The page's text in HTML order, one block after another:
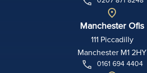
Manchester Ofis
111 Piccadilly
Manchester M1 2HY
0161 694 4404